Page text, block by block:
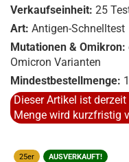
Verkaufseinheit: 25
Art: Antigen-Schnelltest
Mutationen & Omikron:
Omicron Varianten
Mindestbestellmenge:
Dieser Artikel ist
Menge wird kurzfristig
25er AUSVERKAUFT!